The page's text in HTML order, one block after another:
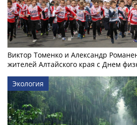
Виктор Томенко и Александр
жителей Алтайского края с Днем
Экология